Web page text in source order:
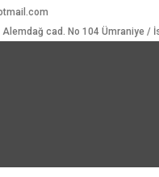
cad. No 104 Ümraniye /